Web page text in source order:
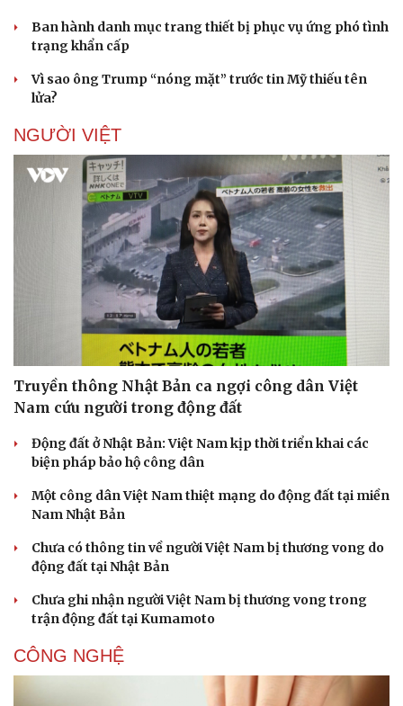
Doanh nghiệp
Doanh nghiệp 24h
Vì cộng đồng
Công nghệ
Chuyển đổi số
Ban hành danh mục trang thiết bị phục vụ ứng phó tình
trạng khẩn cấp
Vì sao ông Trump “nóng mặt” trước tin Mỹ thiếu tên
lửa?
NGƯỜI VIỆT
Truyền thông Nhật Bản ca ngợi công dân Việt
Nam cứu người trong động đất
Động đất ở Nhật Bản: Việt Nam kịp thời triển khai các
biện pháp bảo hộ công dân
Một công dân Việt Nam thiệt mạng do động đất tại miền
Nam Nhật Bản
Chưa có thông tin về người Việt Nam bị thương vong do
động đất tại Nhật Bản
Chưa ghi nhận người Việt Nam bị thương vong trong
trận động đất tại Kumamoto
CÔNG NGHỆ